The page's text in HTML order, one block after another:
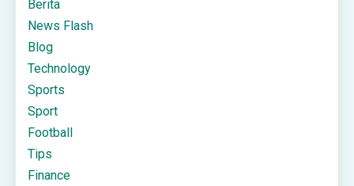
Berita
News Flash
Blog
Technology
Sports
Sport
Football
Tips
Finance